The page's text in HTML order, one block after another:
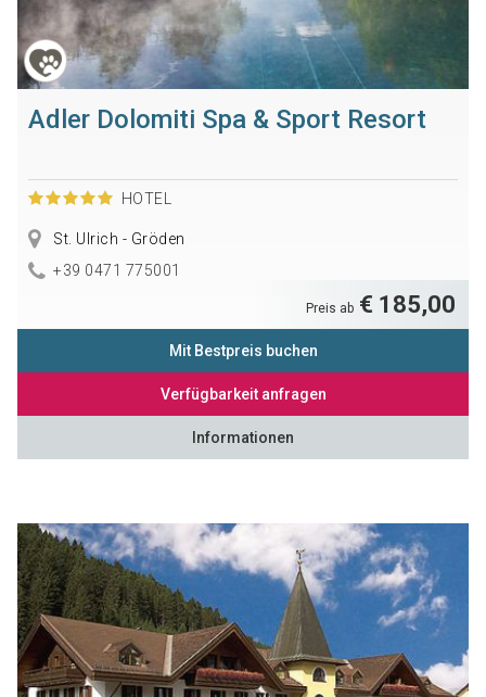
Adler Dolomiti Spa & Sport Resort
HOTEL
St. Ulrich - Gröden
+39 0471 775001
Preis ab € 185,00
Mit Bestpreis buchen
Verfügbarkeit anfragen
Informationen